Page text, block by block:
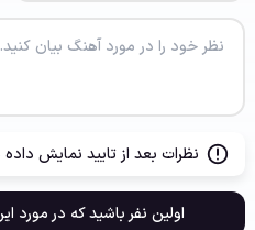
نظرات بعد از تایید نمایش
اولین نفر باشید که در مورد